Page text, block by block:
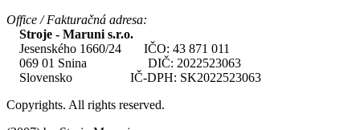
Office / Fakturačná adresa:
Stroje - Maruni s.r.o.
Jesenského 1660/24 IČO: 43 871 011
069 01 Snina DIČ: 2022523063
Slovensko IČ-DPH: SK2022523063
Copyrights. All rights reserved.